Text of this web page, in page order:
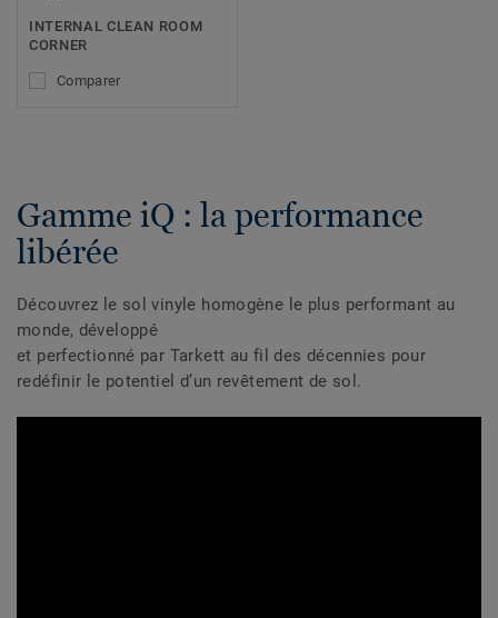
INTERNAL CLEAN ROOM
CORNER
Comparer
Gamme iQ : la performance
libérée
Découvrez le sol vinyle homogène le plus performant au
monde, développé
et perfectionné par Tarkett au fil des décennies pour
redéfinir le potentiel d’un revêtement de sol.